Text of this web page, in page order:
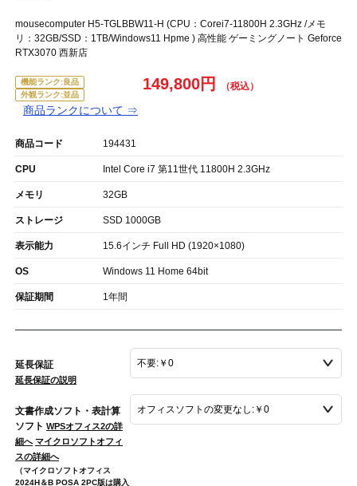
mousecomputer H5-TGLBBW11-H (CPU：Corei7-11800H 2.3GHz /メモ
リ：32GB/SSD：1TB/Windows11 Hpme ) 高性能 ゲーミングノート Geforce
RTX3070 西新店
機能ランク:良品
外観ランク:並品
商品ランクについて ⇒
149,800円
商品コード 194431
CPU Intel Core i7 第11世代 11800H 2.3GHz
メモリ 32GB
ストレージ SSD 1000GB
表示能力 15.6インチ Full HD (1920×1080)
OS Windows 11 Home 64bit
保証期間 1年間
延長保証
延長保証の説明
文書作成ソフト・表計算
ソフト WPSオフィス2の詳
細へ マイクロソフトオフィ
スの詳細へ
（マイクロソフトオフィス
2024H＆B POSA 2PC版は購入